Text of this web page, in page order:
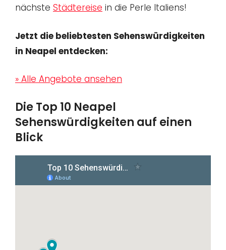
nächste Städtereise in die Perle Italiens!
Jetzt die beliebtesten Sehenswürdigkeiten
in Neapel entdecken:
» Alle Angebote ansehen
Die Top 10 Neapel
Sehenswürdigkeiten auf einen
Blick